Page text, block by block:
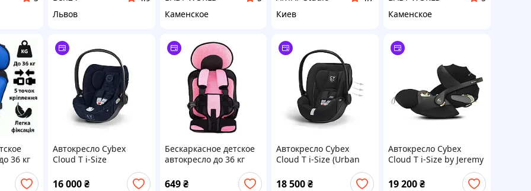
Львов
Каменское
Киев
Каменское
36 кг
Автокресло Cybex
Cloud T i-Size
16 000₴
Бескаркасное детское
автокресло до 36 кг
розово-черное, мягкая
накладка в авто
649 ₴
Автокресло Cybex
Cloud T i-Size (Urban
18 500₴
Автокресло Cybex
Cloud T i-Size by Jeremy
19 200₴